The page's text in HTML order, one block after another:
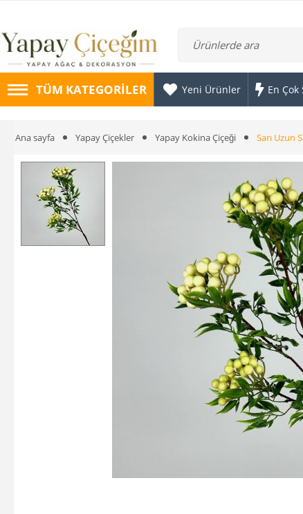
TÜM KATEGORILER Yeni Ürünler En
Ana sayfa Yapay Çiçekler Yapay Kokina Çiçeği Sarı Uzun